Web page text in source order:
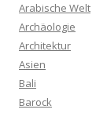
Arabische Welt
Archäologie
Architektur
Asien
Bali
Barock